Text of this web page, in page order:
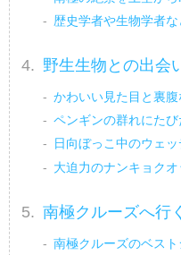
歴史学者や生物学者
野生生物との出会
かわいい見た目と裏
ペンギンの群れにたび
日向ぼっこ中のウェ
大迫力のナンキョクオ
南極クルーズへ行
南極クルーズのベスト